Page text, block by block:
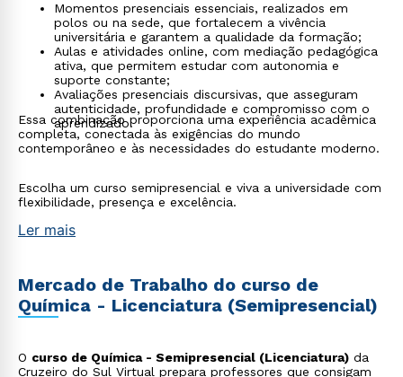
Momentos presenciais essenciais, realizados em
polos ou na sede, que fortalecem a vivência
universitária e garantem a qualidade da formação;
Aulas e atividades online, com mediação pedagógica
ativa, que permitem estudar com autonomia e
suporte constante;
Avaliações presenciais discursivas, que asseguram
autenticidade, profundidade e compromisso com o
aprendizado.
Essa combinação proporciona uma experiência acadêmica
completa, conectada às exigências do mundo
contemporâneo e às necessidades do estudante moderno.
Escolha um curso semipresencial e viva a universidade com
flexibilidade, presença e excelência.
Ler mais
Mercado de Trabalho do curso de
Química - Licenciatura (Semipresencial)
O curso de Química - Semipresencial (Licenciatura) da
Cruzeiro do Sul Virtual prepara professores que consigam